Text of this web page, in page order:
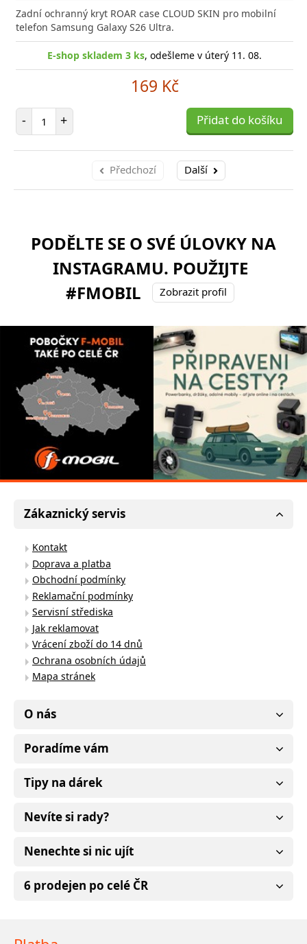
Zadní ochranný kryt ROAR case CLOUD SKIN pro mobilní
telefon Samsung Galaxy S26 Ultra.
E-shop skladem 3 ks, odešleme v úterý 11. 08.
169 Kč
- Počet položek
+ Přidat do košíku
Předchozí Další
PODĚLTE SE O SVÉ ÚLOVKY NA
INSTAGRAMU. POUŽIJTE
#FMOBIL
Zobrazit profil
Zákaznický servis
Kontakt
Doprava a platba
Obchodní podmínky
Reklamační podmínky
Servisní střediska
Jak reklamovat
Vrácení zboží do 14 dnů
Ochrana osobních údajů
Mapa stránek
O nás
Poradíme vám
Tipy na dárek
Nevíte si rady?
Nenechte si nic ujít
6 prodejen po celé ČR